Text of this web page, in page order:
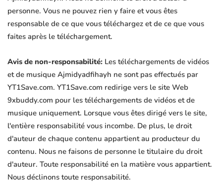
personne. Vous ne pouvez rien y faire et vous êtes
responsable de ce que vous téléchargez et de ce que vous
faites après le téléchargement.
Avis de non-responsabilité: Les téléchargements de vidéos
et de musique Ajmidyadfihayh ne sont pas effectués par
YT1Save.com. YT1Save.com redirige vers le site Web
9xbuddy.com pour les téléchargements de vidéos et de
musique uniquement. Lorsque vous êtes dirigé vers le site,
l'entière responsabilité vous incombe. De plus, le droit
d'auteur de chaque contenu appartient au producteur du
contenu. Nous ne faisons de personne le titulaire du droit
d'auteur. Toute responsabilité en la matière vous appartient.
Nous déclinons toute responsabilité.